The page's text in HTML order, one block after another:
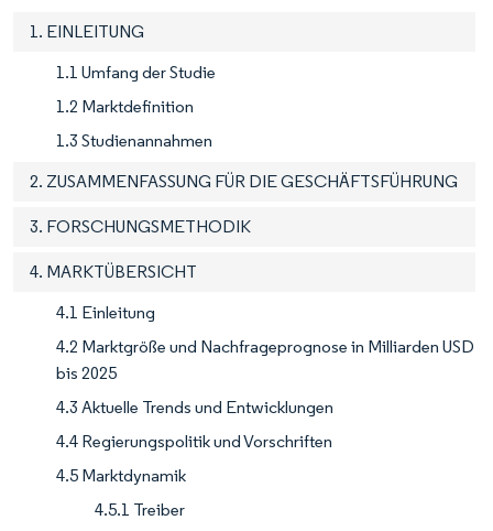
1. EINLEITUNG
1.1 Umfang der Studie
1.2 Marktdefinition
1.3 Studienannahmen
2. ZUSAMMENFASSUNG FÜR DIE GESCHÄFTSFÜHRUNG
3. FORSCHUNGSMETHODIK
4. MARKTÜBERSICHT
4.1 Einleitung
4.2 Marktgröße und Nachfrageprognose in Milliarden USD
bis 2025
4.3 Aktuelle Trends und Entwicklungen
4.4 Regierungspolitik und Vorschriften
4.5 Marktdynamik
4.5.1 Treiber